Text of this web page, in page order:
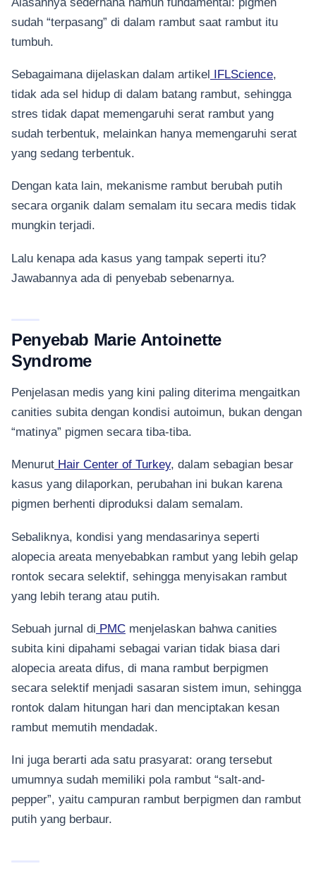
sudah “terpasang” di dalam rambut saat rambut itu
tumbuh.
Sebagaimana dijelaskan dalam artikel IFLScience,
tidak ada sel hidup di dalam batang rambut, sehingga
stres tidak dapat memengaruhi serat rambut yang
sudah terbentuk, melainkan hanya memengaruhi serat
yang sedang terbentuk.
Dengan kata lain, mekanisme rambut berubah putih
secara organik dalam semalam itu secara medis tidak
mungkin terjadi.
Lalu kenapa ada kasus yang tampak seperti itu?
Jawabannya ada di penyebab sebenarnya.
Penyebab Marie Antoinette
Syndrome
Penjelasan medis yang kini paling diterima mengaitkan
canities subita dengan kondisi autoimun, bukan dengan
“matinya” pigmen secara tiba-tiba.
Menurut Hair Center of Turkey, dalam sebagian besar
kasus yang dilaporkan, perubahan ini bukan karena
pigmen berhenti diproduksi dalam semalam.
Sebaliknya, kondisi yang mendasarinya seperti
alopecia areata menyebabkan rambut yang lebih gelap
rontok secara selektif, sehingga menyisakan rambut
yang lebih terang atau putih.
Sebuah jurnal di PMC menjelaskan bahwa canities
subita kini dipahami sebagai varian tidak biasa dari
alopecia areata difus, di mana rambut berpigmen
secara selektif menjadi sasaran sistem imun, sehingga
rontok dalam hitungan hari dan menciptakan kesan
rambut memutih mendadak.
Ini juga berarti ada satu prasyarat: orang tersebut
umumnya sudah memiliki pola rambut “salt-and-
pepper”, yaitu campuran rambut berpigmen dan rambut
putih yang berbaur.